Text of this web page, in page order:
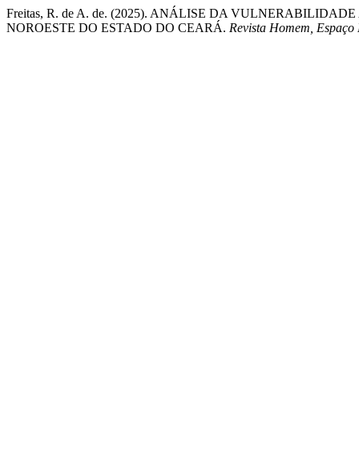
Freitas, R. de A. de. (2025). ANÁLISE DA
NOROESTE DO ESTADO DO CEARÁ. Revista Homem, Espaço